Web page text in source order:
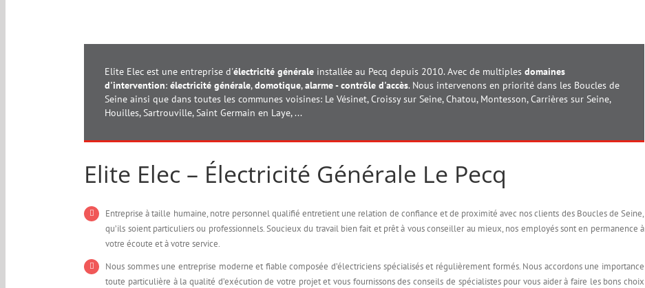
Elite Elec est une entreprise d'électricité générale installée au Pecq depuis 2010. Avec de multiples domaines
d'intervention: électricité générale,domotique,alarme - contrôle d'accès. Nous intervenons en priorité dans les Boucles de
Seine ainsi que dans toutes les communes voisines: Le Vésinet, Croissy sur Seine, Chatou, Montesson, Carrières sur Seine,
Houilles, Sartrouville, Saint Germain en Laye, ...
Elite Elec – Électricité Générale Le Pecq
Entreprise à taille humaine, notre personnel qualifié entretient une relation de confiance et de proximité avec nos clients des Boucles de Seine,
qu’ils soient particuliers ou professionnels. Soucieux du travail bien fait et prêt à vous conseiller au mieux, nos employés sont en permanence à
votre écoute et à votre service.
Nous sommes une entreprise moderne et fiable composée d’électriciens spécialisés et régulièrement formés. Nous accordons une importance
toute particulière à la qualité d’exécution de votre projet et vous fournissons des conseils de spécialistes pour vous aider à faire les bons choix